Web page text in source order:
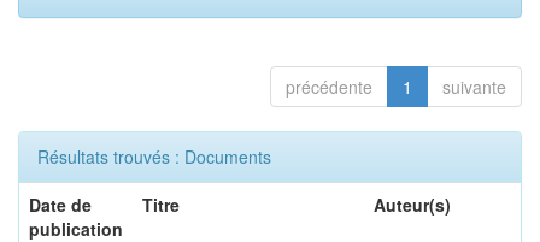
précédente 1 suivante
Résultats trouvés : Documents
Date de
publication
Titre Auteur(s)